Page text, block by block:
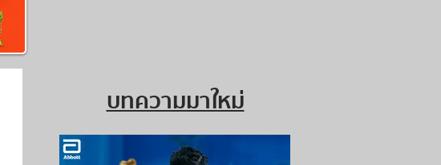
บทความมาใหม่